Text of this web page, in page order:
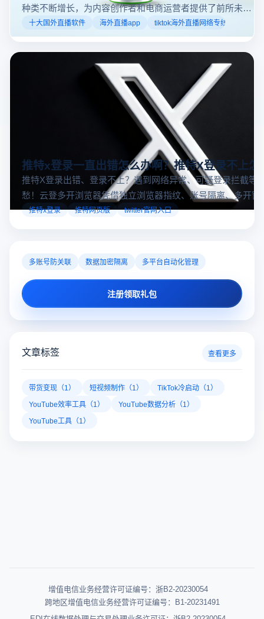
种类不断增长，为内容创作者和电商运营者提供了前所未有
的机遇。如果你是一个跨境电商从业者，想要了解2025年十
大国外直播软件排行榜，那么你来对地方了！接下来跟着云
登多开浏览器一起来了解海外直播平台哪些最受欢迎。
十大国外直播软件 海外直播app tiktok海外直播网络专线
推特x登录一直出错怎么办啊？推特X登录不上怎
推特X登录出错、登录不上？遇到网络异常、可疑登录拦截等
愁！云登多开浏览器凭借独立浏览器指纹、账号隔离、多开窗
对性解决登录难题，让推特X登录更稳定安全～
推特x登录 推特网页版 twitter官网入口
多账号防关联 数据加密隔离 多平台自动化管理
注册领取礼包
文章标签 查看更多
带货变现（1） 短视频制作（1）
TikTok冷启动（1）
YouTube效率工具（1）
YouTube数据分析（1）
YouTube工具（1）
增值电信业务经营许可证编号：浙B2-20230054
跨地区增值电信业务经营许可证编号：B1-20231491